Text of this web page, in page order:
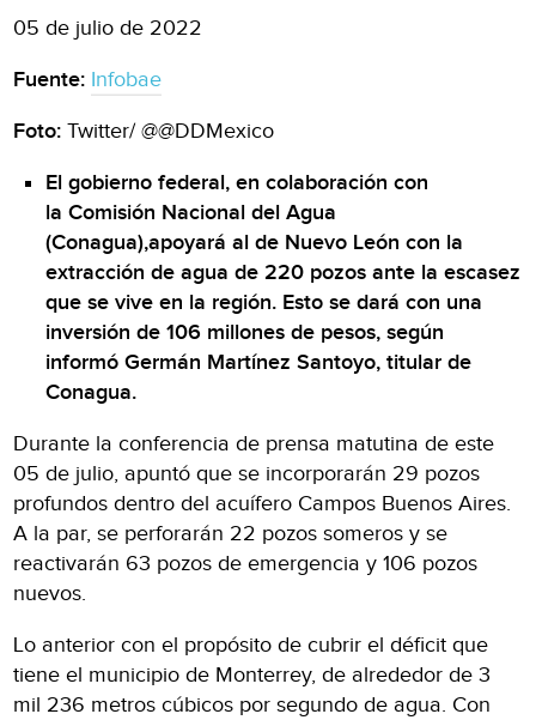
05 de julio de 2022
Fuente: Infobae
Foto:Twitter/ @@DDMexico
El gobierno federal, en colaboración con
la Comisión Nacional del Agua
(Conagua),apoyará al de Nuevo León con la
extracción de agua de 220 pozos ante la escasez
que se vive en la región. Esto se dará con una
inversión de 106 millones de pesos, según
informó Germán Martínez Santoyo, titular de
Conagua.
Durante la conferencia de prensa matutina de este
05 de julio, apuntó que se incorporarán 29 pozos
profundos dentro del acuífero Campos Buenos Aires.
A la par, se perforarán 22 pozos someros y se
reactivarán 63 pozos de emergencia y 106 pozos
nuevos.
Lo anterior con el propósito de cubrir el déficit que
tiene el municipio de Monterrey, de alrededor de 3
mil 236 metros cúbicos por segundo de agua. Con